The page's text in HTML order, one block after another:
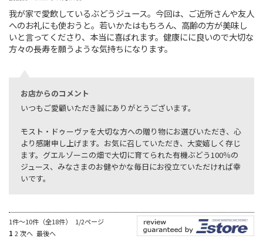
我が家で愛飲しているぶどうジュース。今回は、ご近所さんや友人
へのお礼にも使おうと。若いかたはもちろん、高齢の方が美味し
いと言ってくださり、本当に喜ばれます。健康にに良いので大切な
方々の長寿を願うような気持ちになります。
お店からのコメント
いつもご愛顧いただき誠にありがとうございます。
モスト・ドゥーヴァを大切な方への贈り物にお選びいただき、心
より感謝申し上げます。お気に召していただき、大変嬉しく存じ
ます。グエルゾーニの畑で大切に育てられた有機ぶどう100％の
ジュース、みなさまのお健やかな毎日にお役立ていただければ幸
いです。
1件～10件（全18件） 1/2ページ
1 2次へ 最後へ